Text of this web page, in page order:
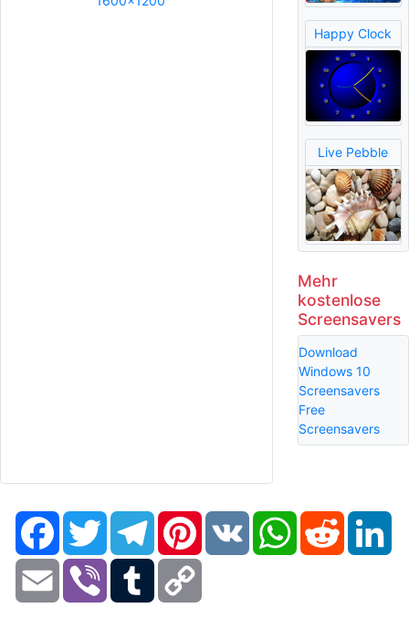
Happy Clock
Live Pebble
Mehr
kostenlose
Screensavers
Download
Windows 10
Screensavers
Free
Screensavers
FacebookTwitter TelegramPinterestVK WhatsAppReddit
Email Viber Tumblr